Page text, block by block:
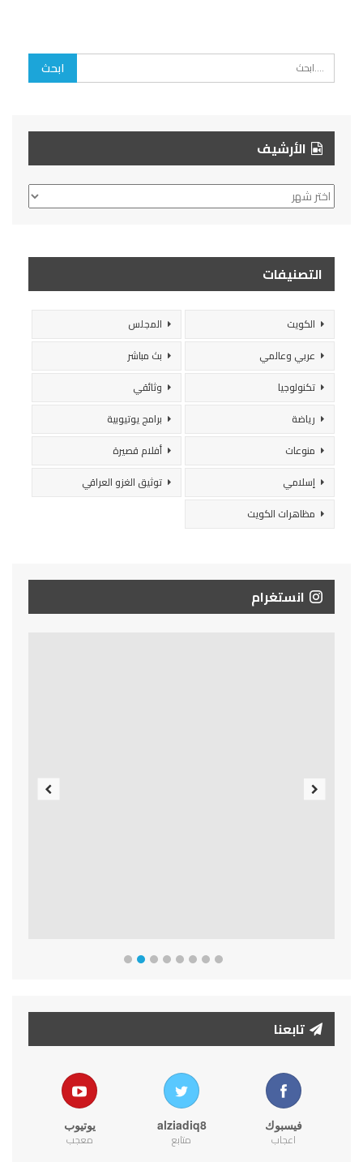
الأرشيف
الأرشيف
التصنيفات
الكويت
المجلس
عربي وعالمي
بث مباشر
تكنولوجيا
وثائقي
رياضة
برامج يوتيوبية
منوعات
أفلام قصيرة
إسلامي
توثيق الغزو العراقي
مظاهرات الكويت
انستغرام
تابعنا
فيسبوك
اعجاب
alziadiq8
متابع
يوتيوب
معجب